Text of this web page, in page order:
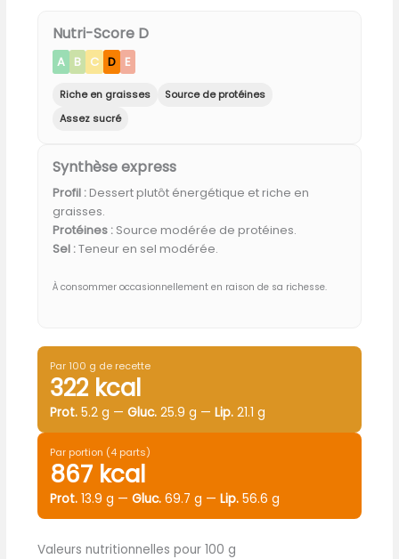
Nutri-Score D
A B C D E
Riche en graisses
Source de protéines
Assez sucré
Synthèse express
Profil :Dessert plutôt énergétique et riche en
graisses.
Protéines :Source modérée de protéines.
Sel :Teneur en sel modérée.
À consommer occasionnellement en raison de sa richesse.
Par 100 g de recette
322 kcal
Prot.5.2 g — Gluc.25.9 g — Lip.21.1 g
Par portion (4 parts)
867 kcal
Prot.13.9 g — Gluc.69.7 g — Lip.56.6 g
Valeurs nutritionnelles pour 100 g